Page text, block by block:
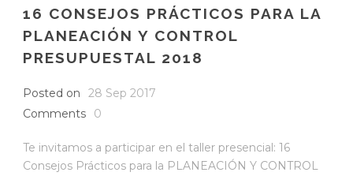
16 CONSEJOS PRÁCTICOS PARA LA
PLANEACIÓN Y CONTROL
PRESUPUESTAL 2018
Posted on
28 Sep 2017
Comments
0
Te invitamos a participar en el taller presencial: 16
Consejos Prácticos para la PLANEACIÓN Y CONTROL